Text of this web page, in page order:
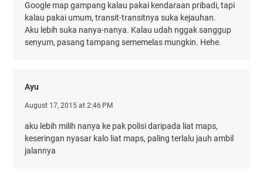
Google map gampang kalau pakai kendaraan pribadi, tapi
kalau pakai umum, transit-transitnya suka kejauhan.
Aku lebih suka nanya-nanya. Kalau udah nggak sanggup
senyum, pasang tampang sememelas mungkin. Hehe.
Ayu
August 17, 2015 at 2:46 PM
aku lebih milih nanya ke pak polisi daripada liat maps,
keseringan nyasar kalo liat maps, paling terlalu jauh ambil
jalannya